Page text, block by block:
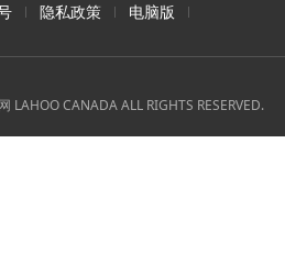
隐私政策 电脑版
LAHOO CANADA ALL RIGHTS RESERVED.